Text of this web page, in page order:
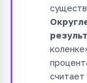
считает